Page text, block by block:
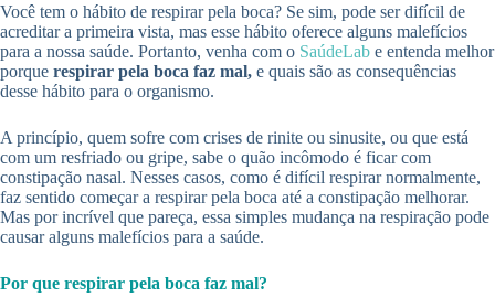
Você tem o hábito de respirar pela boca? Se sim, pode ser difícil de
acreditar a primeira vista, mas esse hábito oferece alguns malefícios
para a nossa saúde. Portanto, venha com o SaúdeLab e entenda melhor
porque respirar pela boca faz mal, e quais são as consequências
desse hábito para o organismo.
A princípio, quem sofre com crises de rinite ou sinusite, ou que está
com um resfriado ou gripe, sabe o quão incômodo é ficar com
constipação nasal. Nesses casos, como é difícil respirar normalmente,
faz sentido começar a respirar pela boca até a constipação melhorar.
Mas por incrível que pareça, essa simples mudança na respiração pode
causar alguns malefícios para a saúde.
Por que respirar pela boca faz mal?